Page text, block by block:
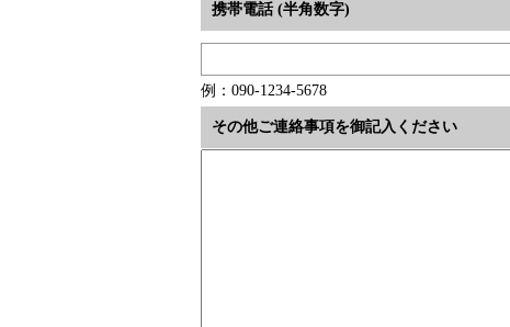
携帯電話 (半角数字)
例：090-1234-5678
その他ご連絡事項を御記入ください